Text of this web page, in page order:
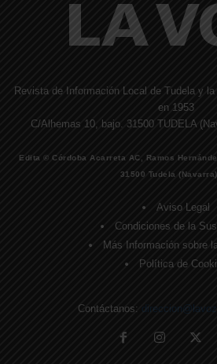
Revista de Información Local de Tudela y
en 1953
C/Alhemas 10, bajo. 31500 TUDELA
Edita © Córdoba Acarreta AC, Ramos
31500 Tudela
Aviso Legal
Condiciones de la
Más Información sobre
Política de
Contáctanos: